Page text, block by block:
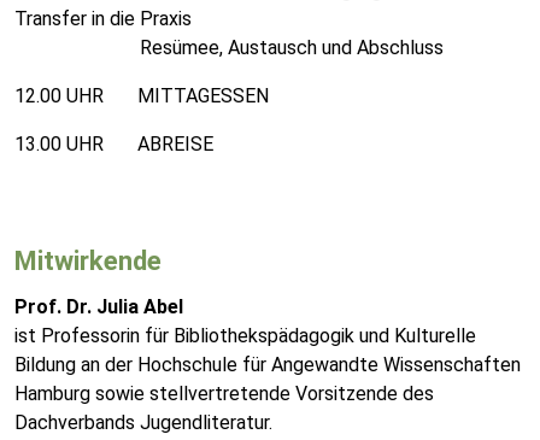
Transfer in die Praxis
Resümee, Austausch und Abschluss
12.00 UHR MITTAGESSEN
13.00 UHR ABREISE
Mitwirkende
Prof. Dr. Julia Abel
ist Professorin für Bibliothekspädagogik und Kulturelle
Bildung an der Hochschule für Angewandte Wissenschaften
Hamburg sowie stellvertretende Vorsitzende des
Dachverbands Jugendliteratur.